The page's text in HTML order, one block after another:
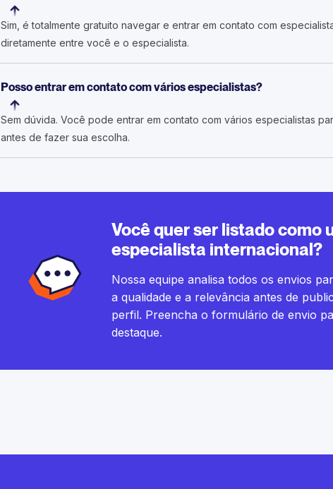
Sim, é totalmente gratuito navegar e entrar em contato com
diretamente entre você e o especialista.
Posso entrar em contato com vários especialistas?
Sem dúvida. Você pode entrar em contato com vários especialistas
antes de fazer sua escolha.
Você quer ser listado como
especialista internacional?
Nossa equipe analisa todos os envios
a qualidade e a relevância antes de
perfil. Preencha o formulário de envio
destaque.